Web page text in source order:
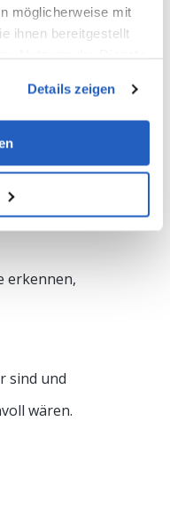
möglicherweise mit
ihnen bereitgestellt
Details zeigen
die Grundlage für
erkennen,
sind und
wären.